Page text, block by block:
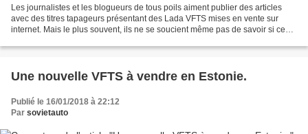
Les journalistes et les blogueurs de tous poils aiment publier des articles
avec des titres tapageurs présentant des Lada VFTS mises en vente sur
internet. Mais le plus souvent, ils ne se soucient même pas de savoir si ces
Une nouvelle VFTS à vendre en Estonie.
Publié le 16/01/2018 à 22:12
Par sovietauto